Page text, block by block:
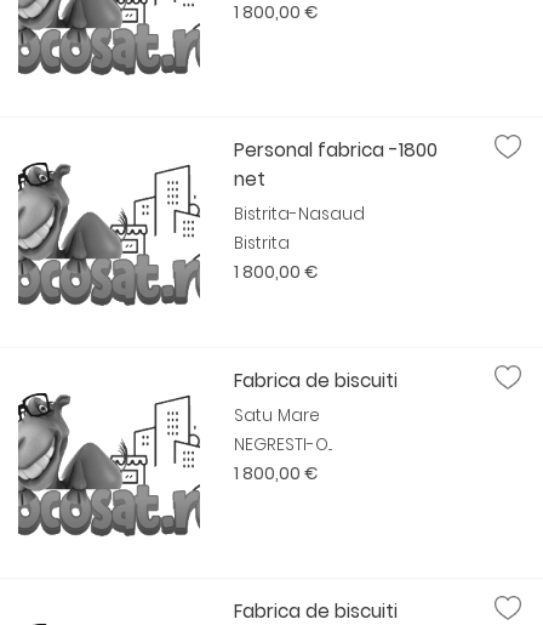
1 800,00 €
Personal fabrica -1800
net
Bistrita-Nasaud
Bistrita
1 800,00 €
Fabrica de biscuiti
Satu Mare
NEGRESTI-O...
1 800,00 €
Fabrica de biscuiti